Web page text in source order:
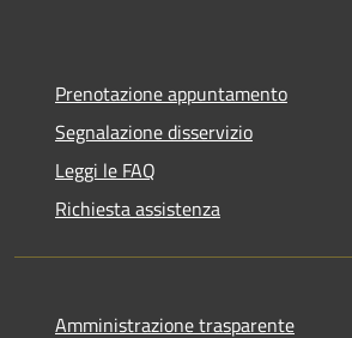
Prenotazione appuntamento
Segnalazione disservizio
Leggi le FAQ
Richiesta assistenza
Amministrazione trasparente